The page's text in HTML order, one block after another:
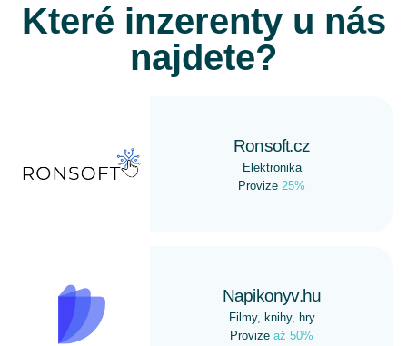
Které inzerenty u nás
najdete?
Ronsoft.cz
Elektronika
Provize 25%
Napikonyv.hu
Filmy, knihy, hry
Provize až 50%